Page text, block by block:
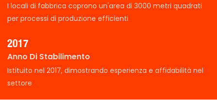
I locali di fabbrica coprono un'area di 3000 metri quadrati
per processi di produzione efficienti
2017
Anno Di Stabilimento
Istituito nel 2017, dimostrando esperienza e affidabilità nel
settore